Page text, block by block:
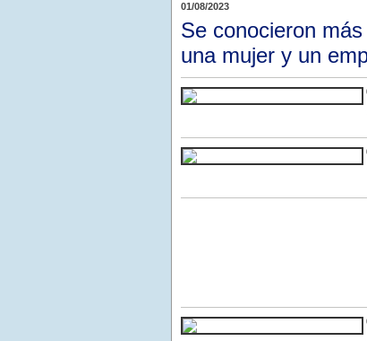
01/08/2023
Se conocieron
una mujer y un